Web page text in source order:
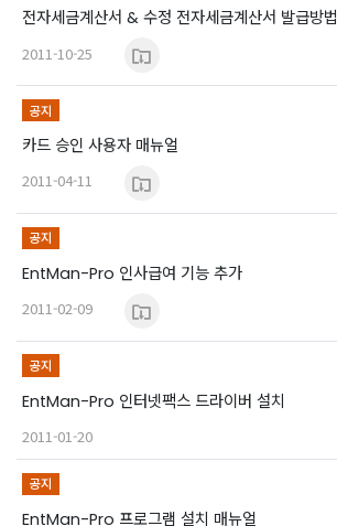
전자세금계산서 & 수정 전자세금계산서 발급방법
2011-10-25
공지
카드 승인 사용자 매뉴얼
2011-04-11
공지
EntMan-Pro 인사급여 기능 추가
2011-02-09
공지
EntMan-Pro 인터넷팩스 드라이버 설치
2011-01-20
공지
EntMan-Pro 프로그램 설치 매뉴얼